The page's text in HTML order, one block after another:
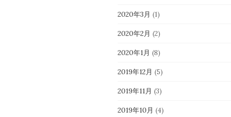
2020年3月 (1)
2020年2月 (2)
2020年1月 (8)
2019年12月 (5)
2019年11月 (3)
2019年10月 (4)